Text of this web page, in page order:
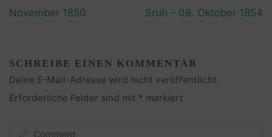
November 1850
Sruh – 08. Oktober 1854
SCHREIBE EINEN KOMMENTAR
Deine E-Mail-Adresse wird nicht veröffentlicht.
Erforderliche Felder sind mit * markiert